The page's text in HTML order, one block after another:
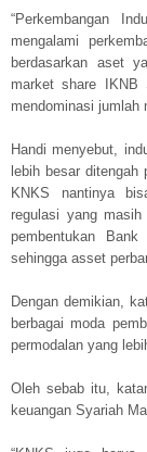
“Perkembangan
mengalami
berdasarkan aset
market share IKNB
mendominasi jumlah
Handi menyebut,
lebih besar
KNKS nantinya
regulasi yang
pembentukan
sehingga asset
Dengan demikian,
berbagai moda
permodalan yang
Oleh sebab itu,
keuangan Syariah